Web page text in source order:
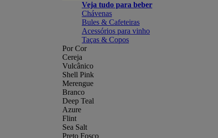
Veja tudo para beber
Chávenas
Bules & Cafeteiras
Acessórios para vinho
Taças & Copos
Por Cor
Cereja
Vulcânico
Shell Pink
Merengue
Branco
Deep Teal
Azure
Flint
Sea Salt
Preto Fosco